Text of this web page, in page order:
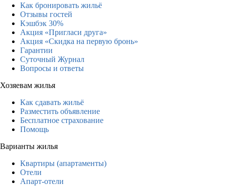
Как бронировать жильё
Отзывы гостей
Кэшбэк 30%
Акция «Пригласи друга»
Акция «Скидка на первую бронь»
Гарантии
Суточный Журнал
Вопросы и ответы
Хозяевам жилья
Как сдавать жильё
Разместить объявление
Бесплатное страхование
Помощь
Варианты жилья
Квартиры (апартаменты)
Отели
Апарт-отели